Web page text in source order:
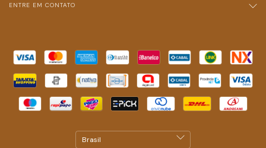
ENTRE EM CONTATO